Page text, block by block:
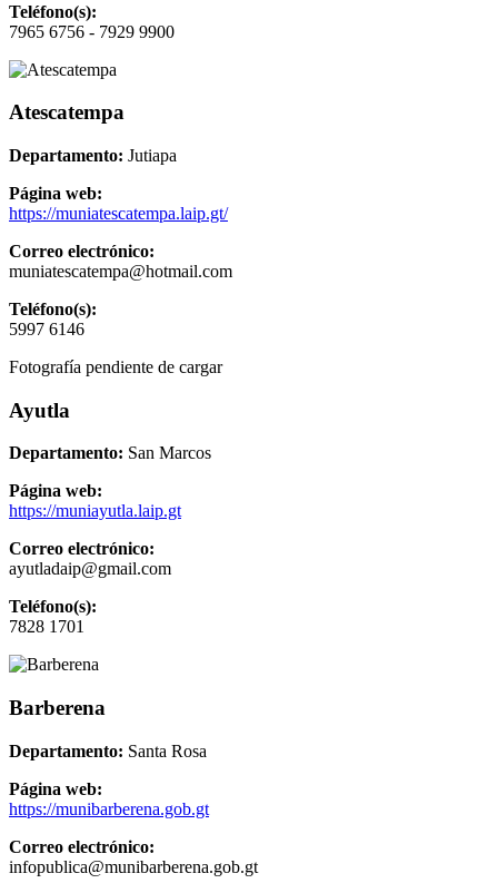
Teléfono(s):
7965 6756 - 7929 9900
Atescatempa
Departamento: Jutiapa
Página web:
https://muniatescatempa.laip.gt/
Correo electrónico:
muniatescatempa@hotmail.com
Teléfono(s):
5997 6146
Fotografía pendiente de cargar
Ayutla
Departamento: San Marcos
Página web:
https://muniayutla.laip.gt
Correo electrónico:
ayutladaip@gmail.com
Teléfono(s):
7828 1701
Barberena
Departamento: Santa Rosa
Página web:
https://munibarberena.gob.gt
Correo electrónico:
infopublica@munibarberena.gob.gt